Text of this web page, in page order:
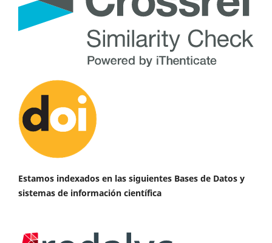
Estamos indexados en las siguientes Bases de Datos y
sistemas de información científica